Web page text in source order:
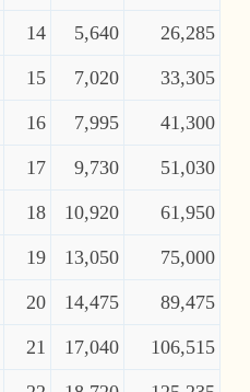
14 5,640 26,285
15 7,020 33,305
16 7,995 41,300
17 9,730 51,030
18 10,920 61,950
19 13,050 75,000
20 14,475 89,475
21 17,040 106,515